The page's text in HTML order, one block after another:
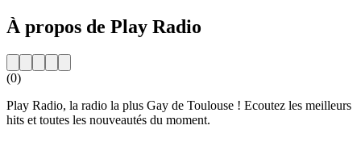
À propos de Play Radio
(0)
Play Radio, la radio la plus Gay de Toulouse ! Ecoutez les meilleurs
hits et toutes les nouveautés du moment.